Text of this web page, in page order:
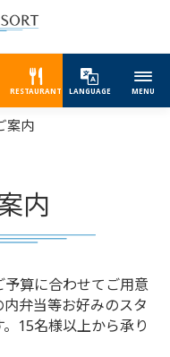
RESTAURANT LANGUAGE MENU
案内
内
算に合わせてご用意
弁当等お好みのスタ
15名様以上から承り